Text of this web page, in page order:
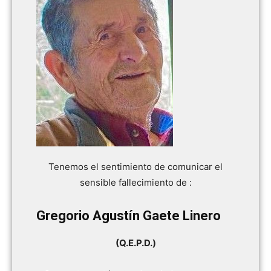
Tenemos el sentimiento de comunicar el
sensible fallecimiento de :
Gregorio Agustín Gaete Linero
(Q.E.P.D.)